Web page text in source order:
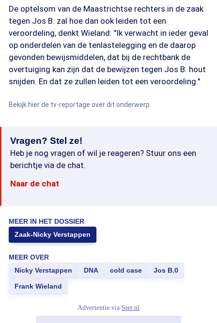
De optelsom van de Maastrichtse rechters in de zaak
tegen Jos B. zal hoe dan ook leiden tot een
veroordeling, denkt Wieland: "Ik verwacht in ieder geval
op onderdelen van de tenlastelegging en de daarop
gevonden bewijsmiddelen, dat bij de rechtbank de
overtuiging kan zijn dat de bewijzen tegen Jos B. hout
snijden. En dat ze zullen leiden tot een veroordeling."
Bekijk hier de tv-reportage over dit onderwerp.
Vragen? Stel ze!
Heb je nog vragen of wil je reageren? Stuur ons een
berichtje via de chat.
Naar de chat
MEER IN HET DOSSIER
Zaak-Nicky Verstappen
MEER OVER
Nicky Verstappen
DNA cold case Jos B.0
Frank Wieland
Advertentie via Ster.nl